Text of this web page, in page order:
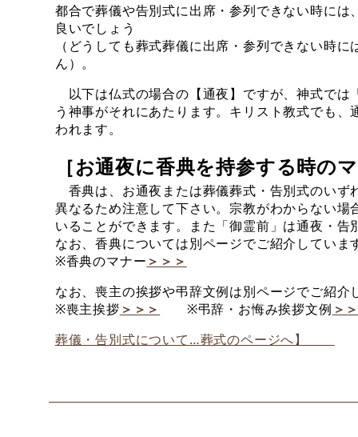
都合で葬儀や告別式に出席・参列できない時に
良いでしょう
（どうしても葬式葬儀に出席・参列できない時
ん）。
以下は仏式の場合の【通夜】ですが、神式では
う神事がそれにあたります。キリスト教式でも
われます。
［お通夜に香典を持参する時のマ
香典は、お通夜または葬儀葬式・告別式のいず
異なるため注意して下さい。宗教がわからない
いることができます。また「御霊前」は通夜・告
なお、香典については別ページでご紹介していま
※香典のマナー ＞＞＞
なお、喪主の挨拶や弔辞文例は別ページでご紹介
※喪主挨拶 ＞＞＞ ※弔辞・お悔み挨拶文例 ＞
葬儀・告別式について…葬式のページへ】